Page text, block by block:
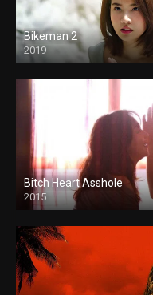
Bikeman 2
2019
Bitch Heart Asshole
2015